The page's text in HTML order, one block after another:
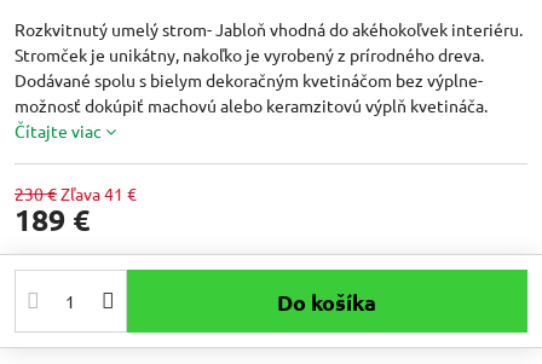
Rozkvitnutý umelý strom- Jabloň vhodná do akéhokoľvek interiéru.
Stromček je unikátny, nakoľko je vyrobený z prírodného dreva.
Dodávané spolu s bielym dekoračným kvetináčom bez výplne-
možnosť dokúpiť machovú alebo keramzitovú výplň kvetináča.
Čítajte viac
230 €Zľava41 €
189 €
Do košíka